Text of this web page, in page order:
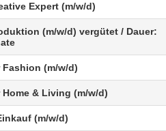
Expert (m/w/d)
(m/w/d) vergütet / Dauer:
(m/w/d)
& Living (m/w/d)
(m/w/d)